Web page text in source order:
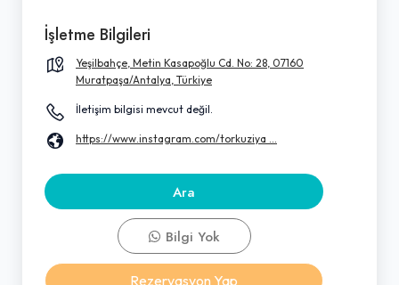
İşletme Bilgileri
Yeşilbahçe, Metin Kasapoğlu Cd. No: 28, 07160
Muratpaşa/Antalya, Türkiye
İletişim bilgisi mevcut değil.
https://www.instagram.com/torkuziya ...
Ara
Bilgi Yok
Rezervasyon Yap